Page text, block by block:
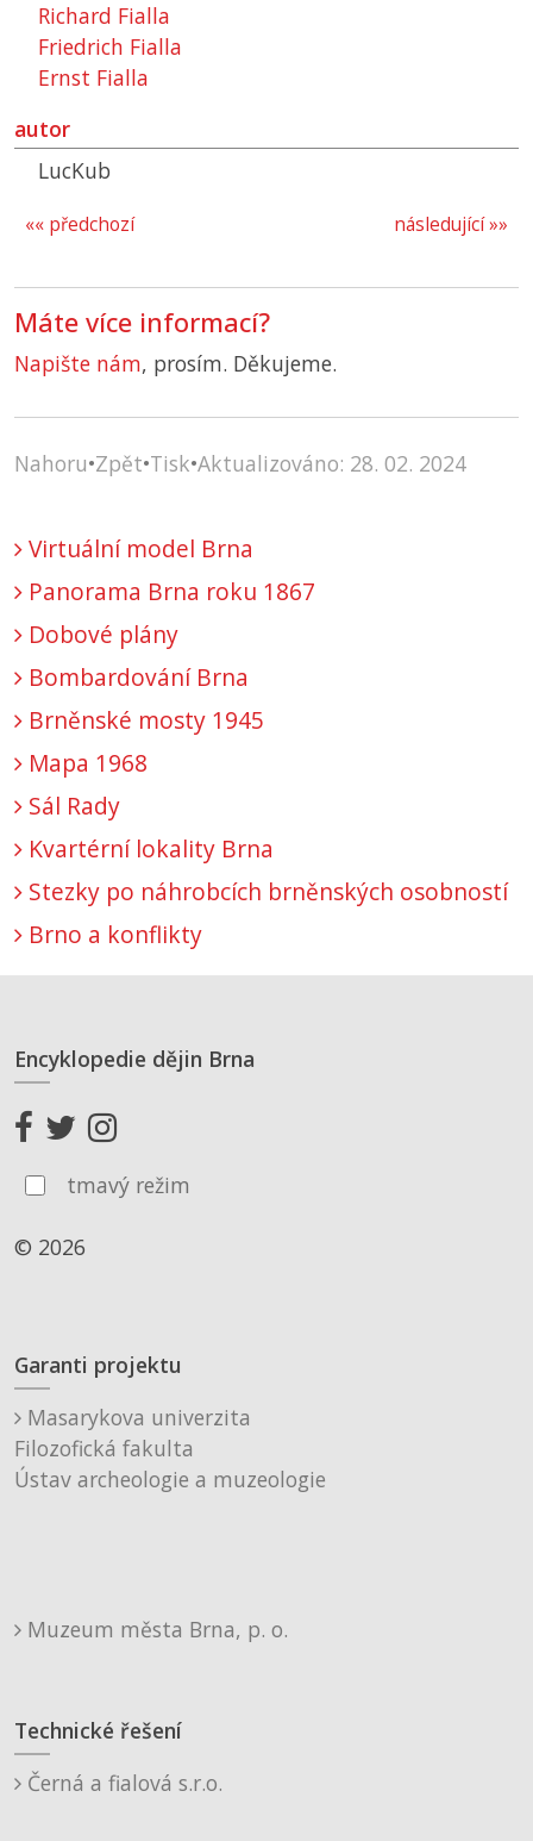
Richard Fialla
Friedrich Fialla
Ernst Fialla
autor
LucKub
následující »»
«« předchozí
Máte více informací?
Napište nám, prosím. Děkujeme.
Nahoru•Zpět•Tisk•Aktualizováno: 28. 02. 2024
Virtuální model Brna
Panorama Brna roku 1867
Dobové plány
Bombardování Brna
Brněnské mosty 1945
Mapa 1968
Sál Rady
Kvartérní lokality Brna
Stezky po náhrobcích brněnských osobností
Brno a konflikty
Encyklopedie dějin Brna
tmavý režim
© 2026
Garanti projektu
Masarykova univerzita
Filozofická fakulta
Ústav archeologie a muzeologie
Muzeum města Brna, p. o.
Technické řešení
Černá a fialová s.r.o.